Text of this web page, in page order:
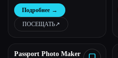
Подробнее →
ПОСЕЩАТЬ↗︎
Passport Photo Maker